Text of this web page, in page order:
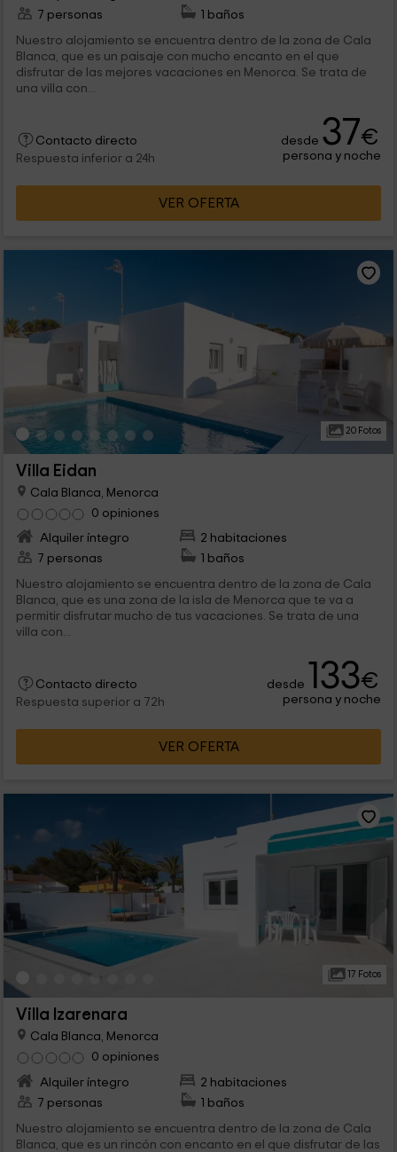
7 personas
1 baños
Nuestro alojamiento se encuentra dentro de la zona de Cala
Blanca, que es un paisaje con mucho encanto en el que
disfrutar de las mejores vacaciones en Menorca. Se trata de
una villa con...
Contacto directo
Respuesta inferior a 24h
desde 37€
persona y noche
VER OFERTA
20 Fotos
Villa Eidan
Cala Blanca, Menorca
0 opiniones
Alquiler íntegro
2 habitaciones
7 personas
1 baños
Nuestro alojamiento se encuentra dentro de la zona de Cala
Blanca, que es una zona de la isla de Menorca que te va a
permitir disfrutar mucho de tus vacaciones. Se trata de una
villa con...
Contacto directo
Respuesta superior a 72h
desde 133€
persona y noche
VER OFERTA
17 Fotos
Villa Izarenara
Cala Blanca, Menorca
0 opiniones
Alquiler íntegro
2 habitaciones
7 personas
1 baños
Nuestro alojamiento se encuentra dentro de la zona de Cala
Blanca, que es un rincón con encanto en el que disfrutar de las